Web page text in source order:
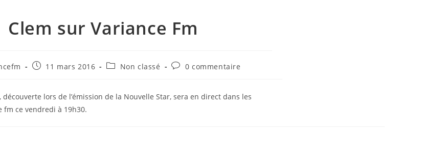
Clem sur Variance Fm
11 mars 2016 Non classé 0 commentaire
découverte lors de l’émission de la Nouvelle Star, sera en direct dans les
fm ce vendredi à 19h30.